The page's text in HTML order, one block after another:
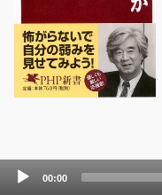
Audio
00:00